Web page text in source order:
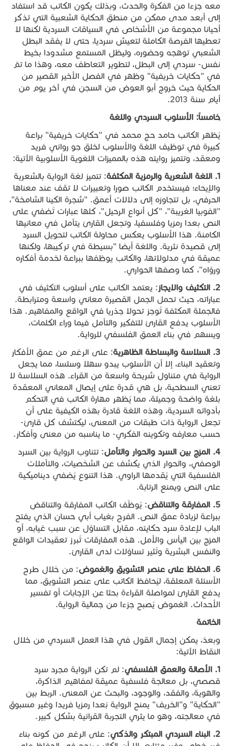
معه جزءا من الفكرة والحدث، وبذلك يكون الكاتب قد استفاد
إلى أبعد مدى ممكن من منطق الحكاية الشعبية التي تذكر
أحيانا مجموعة من الأشخاص في السياقات السردية لكنها لا
تعطيها الفرصة الكاملة لتعيش سرديا، حتى لا يفقد البطل
الشعبي توهجه وحضوره، وليظل المستمع مشدودا بخيط
نفس- سردي إلى البطل، لتطوير التعاطف معه، وهذا ما تمّ
في "حكايات خريفية" وظهر في الفصل الأخير القصير من
الحكاية حيث خروج أبو العوض من السجن في آخر يوم من
أيام سنة 2013.
خامساً: الأسلوب السردي واللغة
يُظهر الكاتب حامد حج محمد في "حكايات خريفية" براعة
كبيرة في توظيف اللغة والأسلوب لخلق جو روائي فريد
ومعقد، وتتميز روايته هذه بالمميزات اللغوية الأسلوبية الآتية:
1. اللغة الشعرية والرمزية المكثفة: تتميز لغة الرواية بالشعرية
والإيحاء؛ فيستخدم الكاتب صورا وتعبيرات لا تقف عند معناها
الحرفي، بل تتجاوزه إلى دلالات أعمق. "شجرة الكينا الشامخة"،
"الفوبيا الغريبة"، "كل أنواع الرحيل"، كلها عبارات تُضفي على
النص بعدا رمزيا وفلسفيا، وتجعل القارئ يتأمل في معانيها
الكامنة. هذا الأسلوب يعكس محاولة الكاتب لتحويل السرد
إلى قصيدة نثرية. واللغة أيضا "بسيطة في تركيبها، ولكنها
عميقة في مدلولاتها، والكاتب يوظفها ببراعة لخدمة أفكاره
ورؤاه"، كما وصفها الحواري.
2. التكثيف والإيجاز: يعتمد الكاتب على أسلوب التكثيف في
عباراته، حيث تحمل الجمل القصيرة معاني واسعة ومترابطة.
فالجملة المكثفة تُوجز تحولا جذريا في الواقع والمفاهيم. هذا
الأسلوب يدفع القارئ للتفكير والتأمل فيما وراء الكلمات،
ويسهم في بناء العمق الفلسفي للرواية.
3. السلاسة والبساطة الظاهرية: على الرغم من عمق الأفكار
وتعقيد البناء، إلا أن الأسلوب يبدو سهلا وسلسا، مما يجعل
الرواية في متناول شريحة واسعة من القراء. هذه السلاسة لا
تعني السطحية، بل هي قدرة على إيصال المعاني المعقدة
بلغة واضحة وجميلة، مما يُظهر مهارة الكاتب في التحكم
بأدواته السردية، وهذه اللغة قادرة بهذه الكيفية على أن
تجعل الرواية ذات طبقات من المعنى، ليكتشف كل قارئ-
حسب معارفه وتكوينه الفكري- ما يناسبه من معنى وأفكار.
4. المزج بين السرد والحوار والتأمل: تتناوب الرواية بين السرد
الوصفي، والحوار الذي يكشف عن الشخصيات، والتأملات
الفلسفية التي يُقدمها الراوي. هذا التنوع يُضفي ديناميكية
على النص ويمنع الرتابة.
5. المفارقة والتناقض: يُوظّف الكاتب المفارقة والتناقض
ببراعة لزيادة عمق النص. الفرح بغياب أبي حسان الذي يفتح
الباب لإعادة سرد حكايته، مقابل التساؤل عن سبب غيابه، أو
المزج بين اليأس والأمل. هذه المفارقات تُبرز تعقيدات الواقع
والنفس البشرية وتُثير تساؤلات لدى القارئ.
6. الحفاظ على عنصر التشويق والغموض: من خلال طرح
الأسئلة المعلقة، ليُحافظ الكاتب على عنصر التشويق، مما
يدفع القارئ لمواصلة القراءة بحثا عن الإجابات أو تفسير
الأحداث. الغموض يُصبح جزءا من جمالية الرواية.
الخاتمة
وبعدُ، يمكن إجمال القول في هذا العمل السردي من خلال
النقاط الآتية:
1. الأصالة والعمق الفلسفي: لم تكن الرواية مجرد سرد
قصصي، بل معالجة فلسفية عميقة لمفاهيم الذاكرة،
والهوية، والفقد، والوجود، والبحث عن المعنى. الربط بين
"الحكاية" و"الخريف" يمنح الرواية بُعدا رمزيا فريدا وغير مسبوق
في معالجته، وهو ما يثري التجربة القرائية بشكل كبير.
2. البناء السردي المبتكر والذكي: على الرغم من كونه بناءً